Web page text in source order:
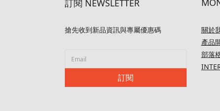
訂閱 NEWSLETTER
搶先收到新品資訊與專屬優惠碼
訂閱
關於
產品
部落